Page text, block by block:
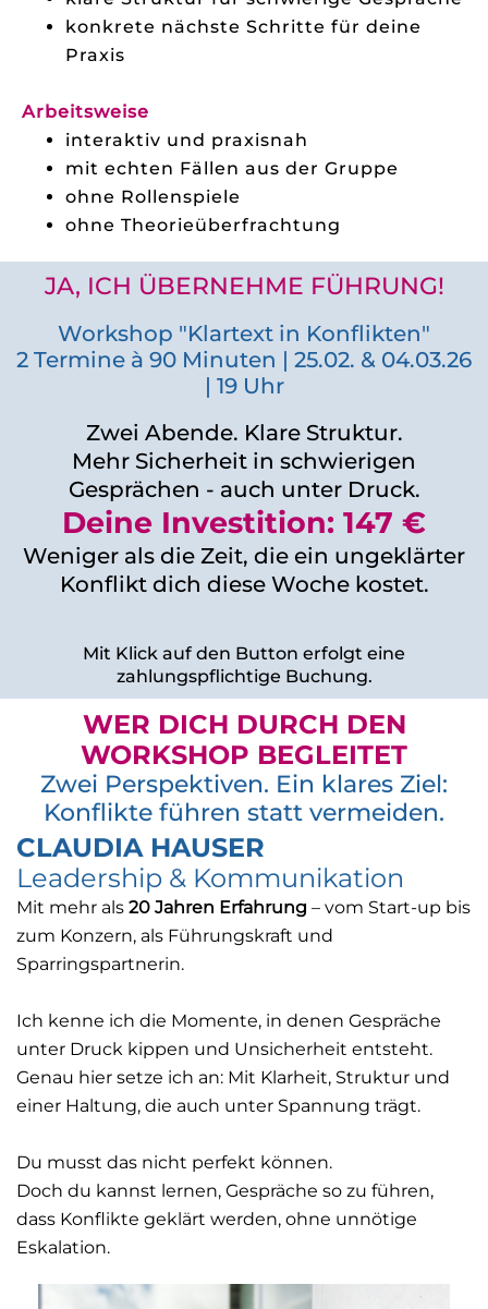
konkrete nächste Schritte für deine
Praxis
Arbeitsweise
interaktiv und praxisnah
mit echten Fällen aus der Gruppe
ohne Rollenspiele
ohne Theorieüberfrachtung
JA, ICH ÜBERNEHME FÜHRUNG!
Workshop "Klartext in Konflikten"
2 Termine à 90 Minuten | 25.02. & 04.03.26
| 19 Uhr
Zwei Abende. Klare Struktur.
Mehr Sicherheit in schwierigen
Gesprächen - auch unter Druck.
Deine Investition: 147 €
Weniger als die Zeit, die ein ungeklärter
Konflikt dich diese Woche kostet.
Mit Klick auf den Button erfolgt eine
zahlungspflichtige Buchung.
WER DICH DURCH DEN
WORKSHOP BEGLEITET
Zwei Perspektiven. Ein klares Ziel:
Konflikte führen statt vermeiden.
CLAUDIA HAUSER
Leadership & Kommunikation
Mit mehr als 20 Jahren Erfahrung – vom Start-up bis
zum Konzern, als Führungskraft und
Sparringspartnerin.
Ich kenne ich die Momente, in denen Gespräche
unter Druck kippen und Unsicherheit entsteht.
Genau hier setze ich an: Mit Klarheit, Struktur und
einer Haltung, die auch unter Spannung trägt.
Du musst das nicht perfekt können.
Doch du kannst lernen, Gespräche so zu führen,
dass Konflikte geklärt werden, ohne unnötige
Eskalation.